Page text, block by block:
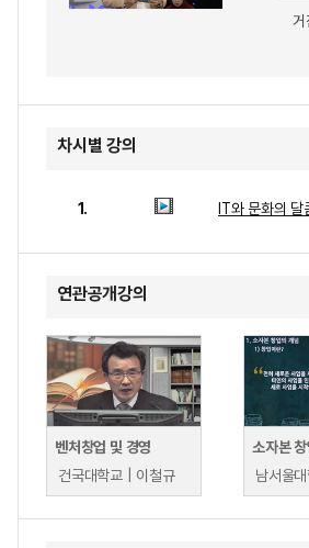
거
차시별 강의
1. IT와 문화의
연관공개강의
벤처창업 및 경영
건국대학교 | 이철규
소자본
남서울